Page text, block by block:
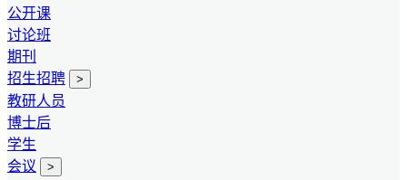
公开课
讨论班
期刊
招生招聘
>
教研人员
博士后
学生
会议
>